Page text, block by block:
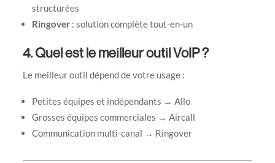
structurées
Ringover : solution complète tout-en-un
4. Quel est le meilleur outil VoIP ?
Le meilleur outil dépend de votre usage :
Petites équipes et indépendants → Allo
Grosses équipes commerciales → Aircall
Communication multi-canal → Ringover